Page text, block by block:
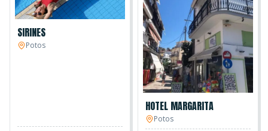
SIRINES
Potos
HOTEL MARGARITA
Potos